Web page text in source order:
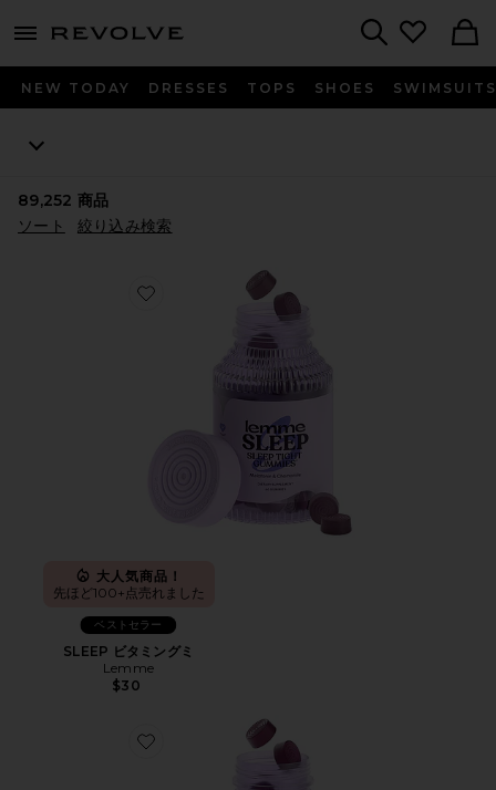
menu - shows more content
NEW TODAY DRESSES TOPS SHOES SWIMSUITS
89,252 商品
ソート
絞り込み検索
Favorite SLEEP ビタミングミ
大人気商品！
先ほど100+点売れました
ベストセラー
SLEEP ビタミングミ
Lemme
$30
Favorite DEBLOAT ビタミングミ